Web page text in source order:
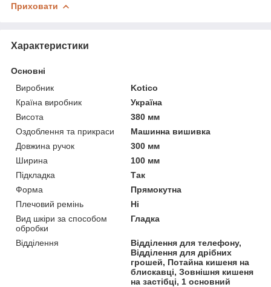
Приховати
Характеристики
Основні
Виробник
Kotico
Країна виробник
Україна
Висота
380 мм
Оздоблення та прикраси
Машинна вишивка
Довжина ручок
300 мм
Ширина
100 мм
Підкладка
Так
Форма
Прямокутна
Плечовий ремінь
Ні
Вид шкіри за способом
обробки
Гладка
Відділення
Відділення для телефону,
Відділення для дрібних
грошей, Потайна кишеня на
блискавці, Зовнішня кишеня
на застібці, 1 основний